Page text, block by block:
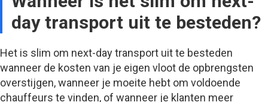
day transport uit te besteden?
Het is slim om next-day transport uit te besteden
wanneer de kosten van je eigen vloot de opbrengsten
overstijgen, wanneer je moeite hebt om voldoende
chauffeurs te vinden, of wanneer je klanten meer